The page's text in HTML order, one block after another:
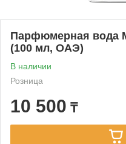
Парфюмерная вода
(100 мл, ОАЭ)
В наличии
Розница
10 500 ₸